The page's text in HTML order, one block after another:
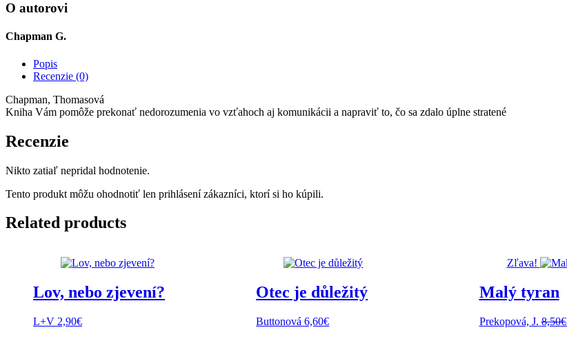
O autorovi
Chapman G.
Popis
Recenzie (0)
Chapman, Thomasová
Kniha Vám pomôže prekonať nedorozumenia vo vzťahoch aj komunikácii a napraviť to, čo sa zdalo úplne stratené
Recenzie
Nikto zatiaľ nepridal hodnotenie.
Tento produkt môžu ohodnotiť len prihlásení zákazníci, ktorí si ho kúpili.
Related products
Lov, nebo zjevení?
L+V 2,90€
Otec je důležitý
Buttonová 6,60€
Zľava!
Malý tyran
Prekopová, J. 8,50€